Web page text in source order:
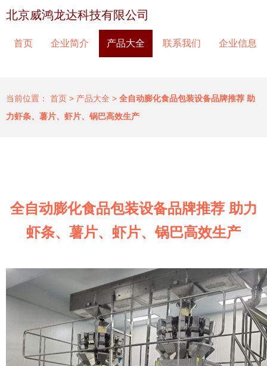
北京威鸿龙达科技有限公司
首页 企业简介 产品大全 联系我们 企业信息
当前位置： 首页 > 产品大全 > 全自动膨化食品包装设备品牌推荐 助
力虾条、薯片、虾片、锅巴高效生产
全自动膨化食品包装设备品牌推荐 助力
虾条、薯片、虾片、锅巴高效生产